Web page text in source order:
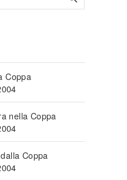
Coppa
nella Coppa
Coppa